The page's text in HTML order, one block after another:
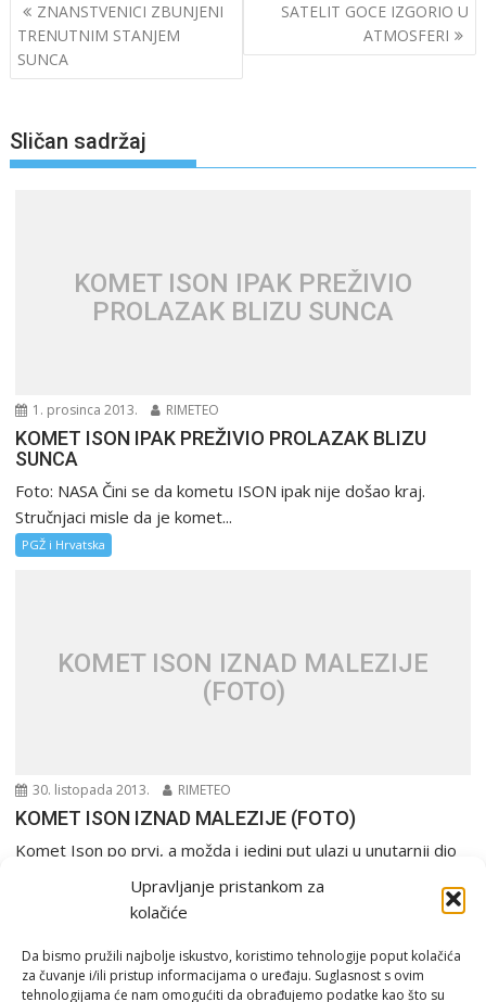
Upravljanje pristankom za
kolačiće
Da bismo pružili najbolje iskustvo, koristimo tehnologije poput kolačića
za čuvanje i/ili pristup informacijama o uređaju. Suglasnost s ovim
tehnologijama će nam omogućiti da obrađujemo podatke kao što su
objava
ZNANSTVENICI ZBUNJENI
TRENUTNIM STANJEM
SUNCA
SATELIT GOCE IZGORIO U
ATMOSFERI
Sličan sadržaj
KOMET ISON IPAK PREŽIVIO
PROLAZAK BLIZU SUNCA
1. prosinca 2013. RIMETEO
KOMET ISON IPAK PREŽIVIO PROLAZAK BLIZU
SUNCA
Foto: NASA Čini se da kometu ISON ipak nije došao kraj.
Stručnjaci misle da je komet...
PGŽ i Hrvatska
KOMET ISON IZNAD MALEZIJE
(FOTO)
30. listopada 2013. RIMETEO
KOMET ISON IZNAD MALEZIJE (FOTO)
Komet Ison po prvi, a možda i jedini put ulazi u unutarnji dio
Sunčevog sustava. Trenutno...